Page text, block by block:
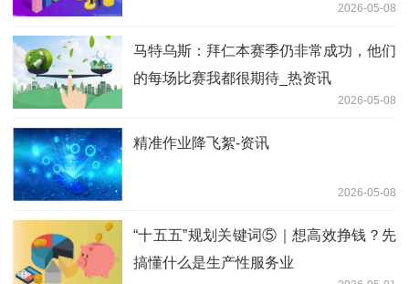
2026-05-08
马特乌斯：拜仁本赛季仍非常成功，他们
的每场比赛我都很期待_热资讯
2026-05-08
精准作业降飞絮-资讯
2026-05-08
“十五五”规划关键词⑤｜想高效挣钱？先
搞懂什么是生产性服务业